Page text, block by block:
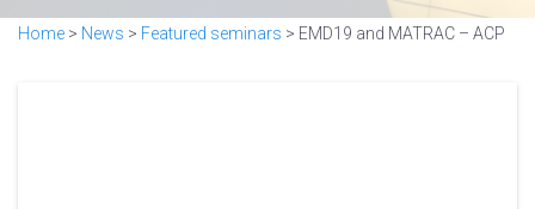
Home > News > Featured seminars > EMD19 and MATRAC – ACP